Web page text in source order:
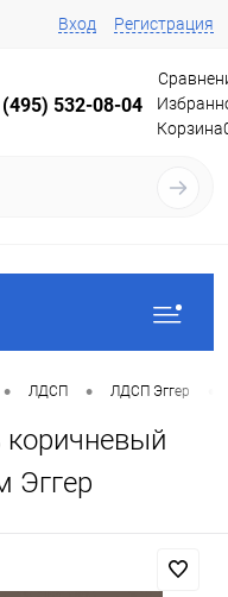
Вход Регистрация
532-08-04
Корзина
• ЛДСП • ЛДСП Эггер
Эггер